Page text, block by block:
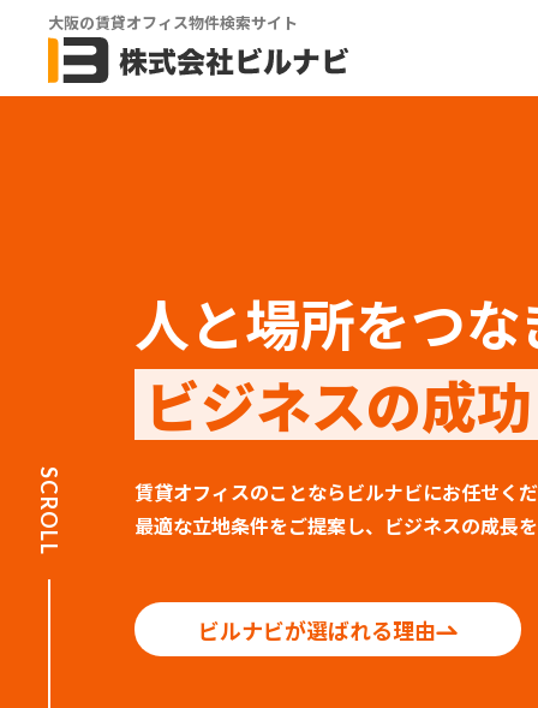
大阪の賃貸オフィス物件検索サイト
人と場所をつな
ビジネスの成功
賃貸オフィスのことならビルナビにお任せく
最適な立地条件をご提案し、ビジネスの成長
ビルナビが選ばれる理由
SCROLL